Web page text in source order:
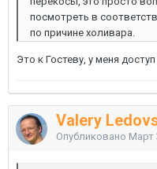
посмотреть в
по причине холивара.
Это к Гостеву, у меня
Valery
Опубликовано Март